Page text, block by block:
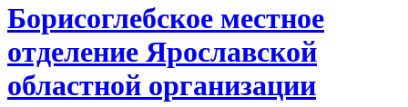
Борисоглебское местное
отделение Ярославской
областной организации